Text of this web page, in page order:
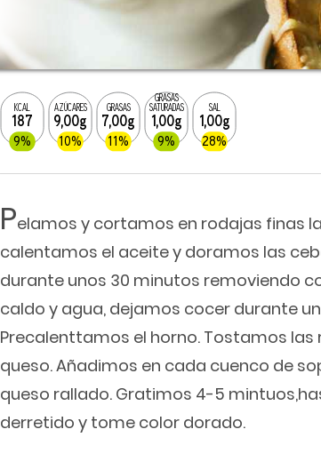
KCAL
187
9%
AZÚCARES
9,00g
10%
GRASAS
7,00g
11%
GRASAS
SATURADAS
1,00g
9%
SAL
1,00g
28%
Pelamos y cortamos en rodajas finas
calentamos el aceite y doramos las
durante unos 30 minutos removiendo
caldo y agua, dejamos cocer durante
Precalenttamos el horno. Tostamos
queso. Añadimos en cada cuenco de
queso rallado. Gratimos 4-5
derretido y tome color dorado.